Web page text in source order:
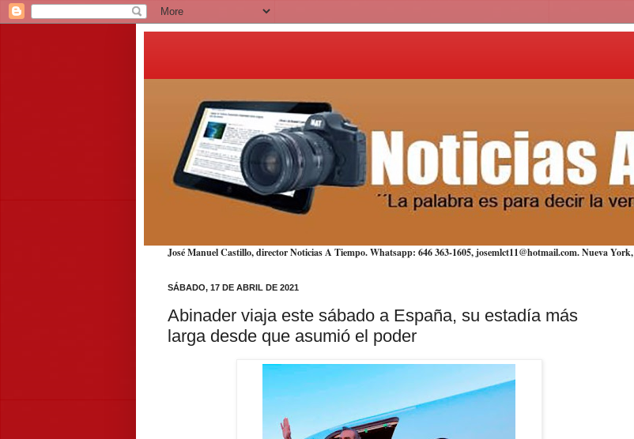
José Manuel Castillo, director Noticias A Tiempo. Whatsapp: 646 363-1605, josemlct11@hotmail.com. Nueva York,
SÁBADO, 17 DE ABRIL DE 2021
Abinader viaja este sábado a España, su estadía más
larga desde que asumió el poder